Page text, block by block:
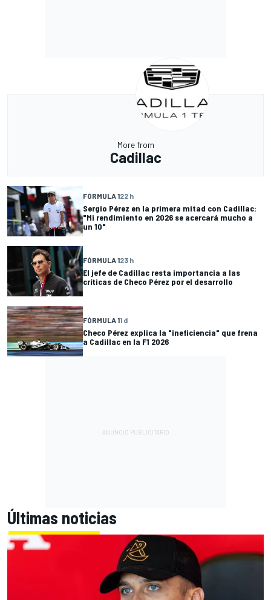
More from
Cadillac
FÓRMULA 122 h
Sergio Pérez en la primera mitad con Cadillac:
"Mi rendimiento en 2026 se acercará mucho a
un 10"
FÓRMULA 123 h
El jefe de Cadillac resta importancia a las
críticas de Checo Pérez por el desarrollo
FÓRMULA 11 d
Checo Pérez explica la "ineficiencia" que frena
a Cadillac en la F1 2026
Últimas noticias